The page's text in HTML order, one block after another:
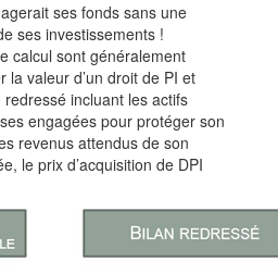
ses fonds sans une
ses investissements !
calcul sont généralement
la valeur d’un droit de PI et
incluant les actifs
engagées pour protéger son
revenus attendus de son
le prix d’acquisition de DPI